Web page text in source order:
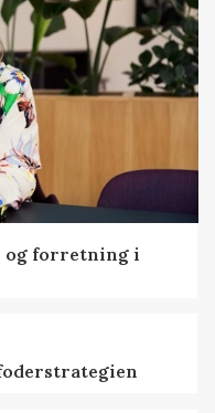
og forretning i